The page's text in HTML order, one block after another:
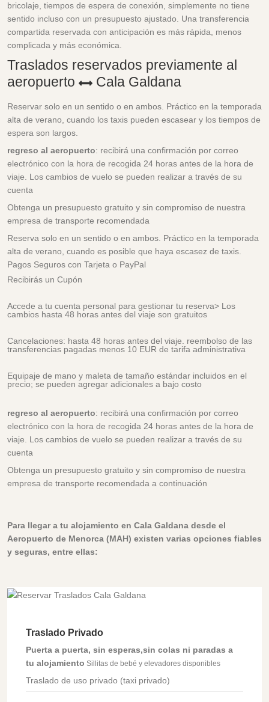
bricolaje, tiempos de espera de conexión, simplemente no tiene
sentido incluso con un presupuesto ajustado. Una transferencia
compartida reservada con anticipación es más rápida, menos
complicada y más económica.
Traslados reservados previamente al
aeropuerto
Cala Galdana
Reservar solo en un sentido o en ambos. Práctico en la temporada
alta de verano, cuando los taxis pueden escasear y los tiempos de
espera son largos.
regreso al aeropuerto: recibirá una confirmación por correo
electrónico con la hora de recogida 24 horas antes de la hora de
viaje. Los cambios de vuelo se pueden realizar a través de su
cuenta
Obtenga un presupuesto gratuito y sin compromiso de nuestra
empresa de transporte recomendada
Reserva solo en un sentido o en ambos. Práctico en la temporada
alta de verano, cuando es posible que haya escasez de taxis.
Pagos Seguros con Tarjeta o PayPal
Recibirás un Cupón
Accede a tu cuenta personal para gestionar tu reserva> Los
cambios hasta 48 horas antes del viaje son gratuitos
Cancelaciones: hasta 48 horas antes del viaje. reembolso de las
transferencias pagadas menos 10 EUR de tarifa administrativa
Equipaje de mano y maleta de tamaño estándar incluidos en el
precio; se pueden agregar adicionales a bajo costo
regreso al aeropuerto: recibirá una confirmación por correo
electrónico con la hora de recogida 24 horas antes de la hora de
viaje. Los cambios de vuelo se pueden realizar a través de su
cuenta
Obtenga un presupuesto gratuito y sin compromiso de nuestra
empresa de transporte recomendada a continuación
Para llegar a tu alojamiento en Cala Galdana desde el
Aeropuerto de Menorca (MAH) existen varias opciones fiables
y seguras, entre ellas:
Traslado Privado
Puerta a puerta, sin esperas,sin colas ni paradas a
tu alojamiento Sillitas de bebé y elevadores disponibles
Traslado de uso privado (taxi privado)